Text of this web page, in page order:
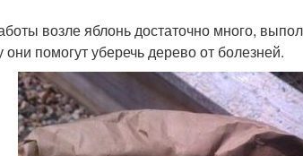
возле яблонь достаточно много,
они помогут уберечь дерево от болезней.